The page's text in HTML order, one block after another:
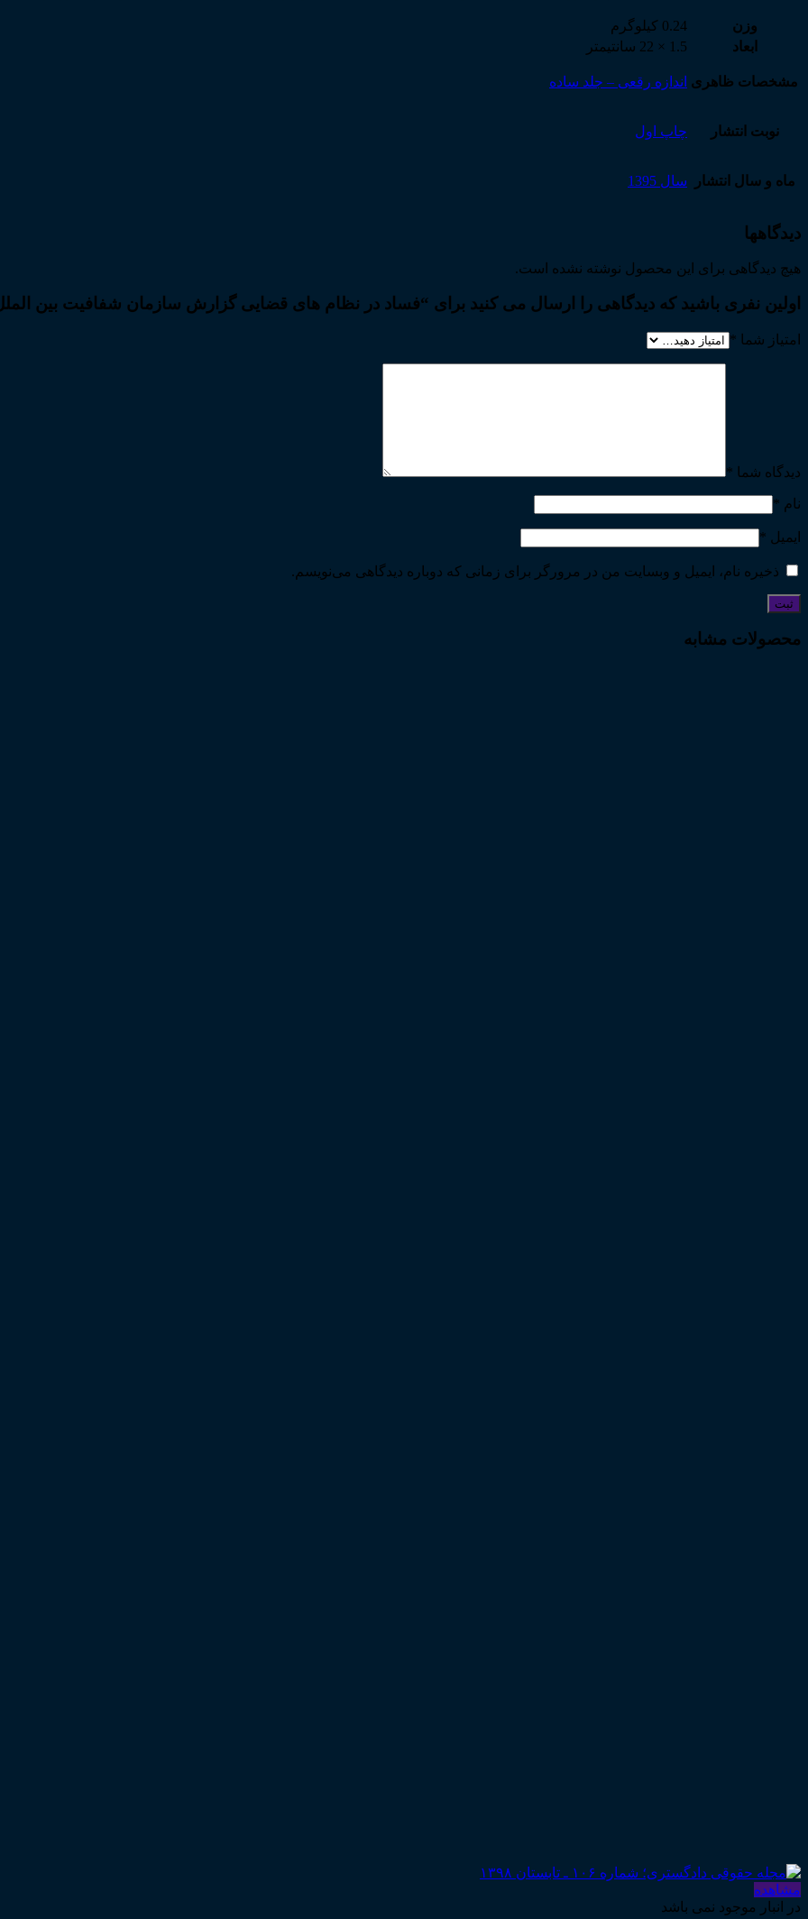
وزن
0.24 کیلوگرم
ابعاد
1.5 × 22 سانتیمتر
مشخصات ظاهری اندازه رقعی – جلد ساده
نوبت انتشار چاپ اول
ماه و سال انتشار سال 1395
دیدگاهها
هیچ دیدگاهی برای این محصول نوشته نشده است.
اولین نفری باشید که دیدگاهی را ارسال می کنید برای “فساد در نظام های قضایی گزارش سازمان شفافیت بین الملل در
امتیاز شما *
دیدگاه شما *
نام *
ایمیل *
ذخیره نام، ایمیل و وبسایت من در مرورگر برای زمانی که دوباره دیدگاهی می‌نویسم.
محصولات مشابه
مشاهده
در انبار موجود نمی باشد